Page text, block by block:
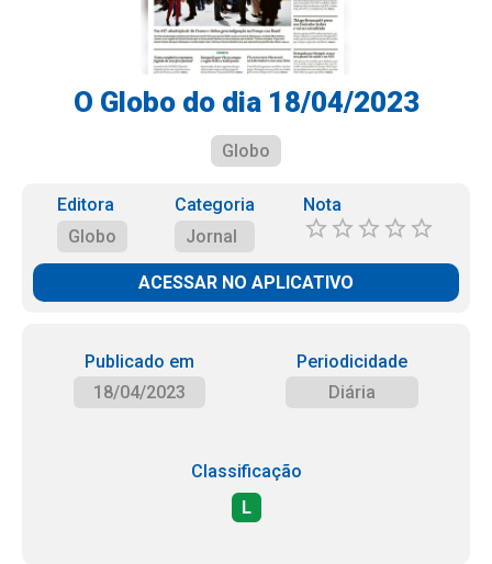
O Globo do dia 18/04/2023
Globo
Editora
Globo
Categoria
Jornal
Nota
ACESSAR NO APLICATIVO
Publicado em
18/04/2023
Periodicidade
Diária
Classificação
L